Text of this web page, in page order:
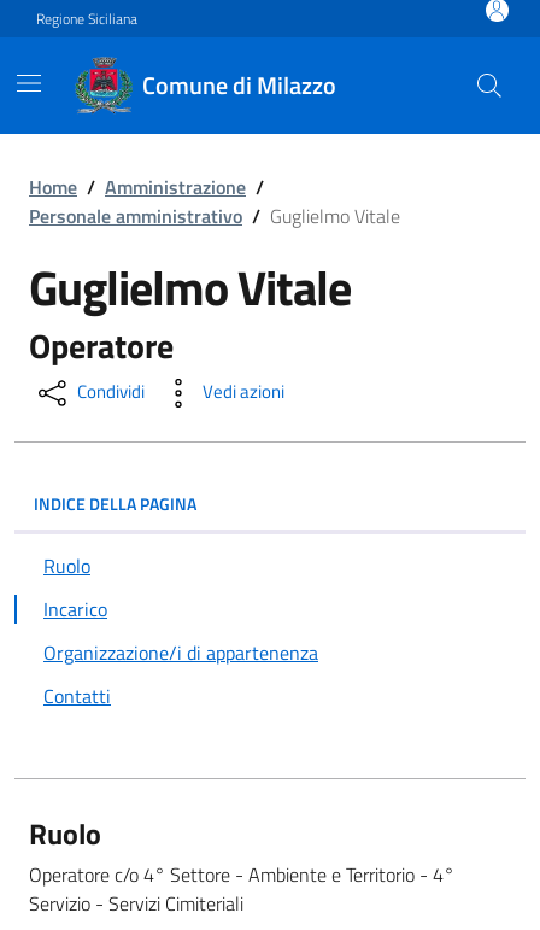
Vai ai contenuti
Vai al footer
Regione Siciliana
Comune di Milazzo
Guglielmo Vitale
Home / Amministrazione /
Personale amministrativo / Guglielmo Vitale
Guglielmo Vitale
Operatore
Condividi Vedi azioni
INDICE DELLA PAGINA
Ruolo
Incarico
Organizzazione/i di appartenenza
Contatti
Ruolo
Operatore c/o 4° Settore - Ambiente e Territorio - 4°
Servizio - Servizi Cimiteriali